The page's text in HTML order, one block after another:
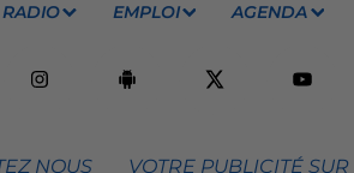
RADIO EMPLOI AGENDA
NOUS VOTRE PUBLICITÉ